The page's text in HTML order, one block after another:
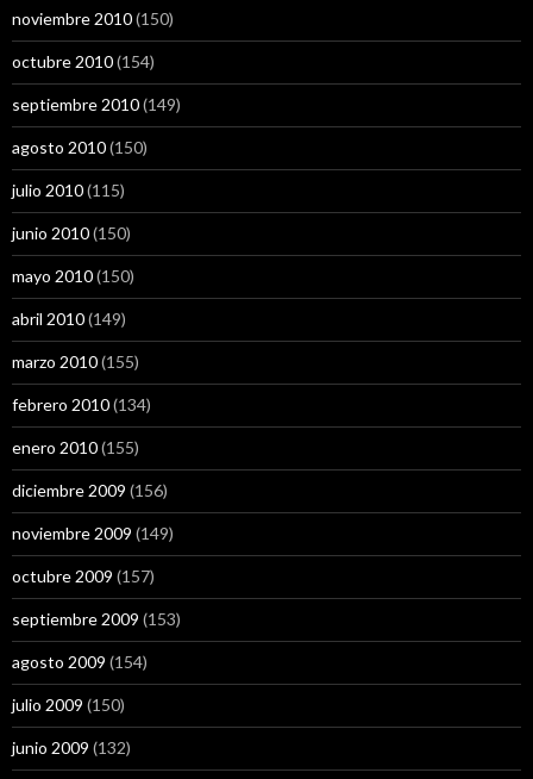
noviembre 2010(150)
octubre 2010(154)
septiembre 2010(149)
agosto 2010(150)
julio 2010(115)
junio 2010(150)
mayo 2010(150)
abril 2010(149)
marzo 2010(155)
febrero 2010(134)
enero 2010(155)
diciembre 2009 (156)
noviembre 2009 (149)
octubre 2009 (157)
septiembre 2009 (153)
agosto 2009 (154)
julio 2009 (150)
junio 2009 (132)